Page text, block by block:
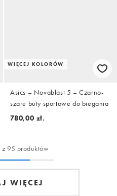
WIĘCEJ KOLORÓW
Asics – Novablast 5 – Czarno-
szare buty sportowe do biegania
780,00 zł.
95 produktów
WIĘCEJ